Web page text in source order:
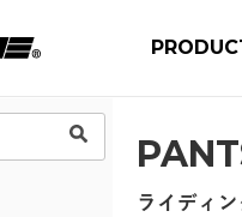
ライディ